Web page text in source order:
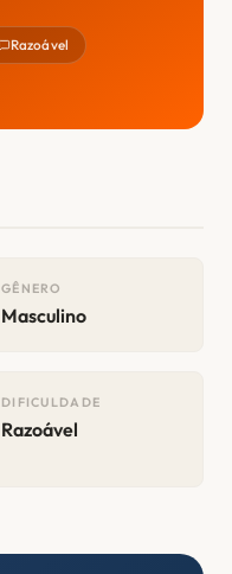
Razoável
GÊNERO
Masculino
DIFICULDADE
Razoável